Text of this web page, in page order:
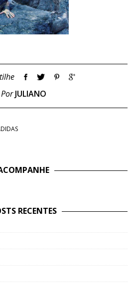
PorJULIANO
RECENTES